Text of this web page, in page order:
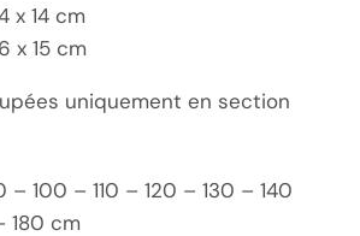
x 14 cm
x 15 cm
uniquement en section
100 – 110 – 120 – 130 – 140
180 cm